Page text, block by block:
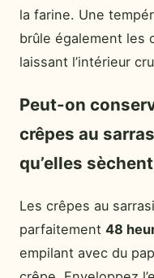
la farine. Une
brûle également les
laissant l’intérieur
Peut-on
crêpes au
qu’elles sèchent
Les crêpes au
parfaitement 48
empilant avec du